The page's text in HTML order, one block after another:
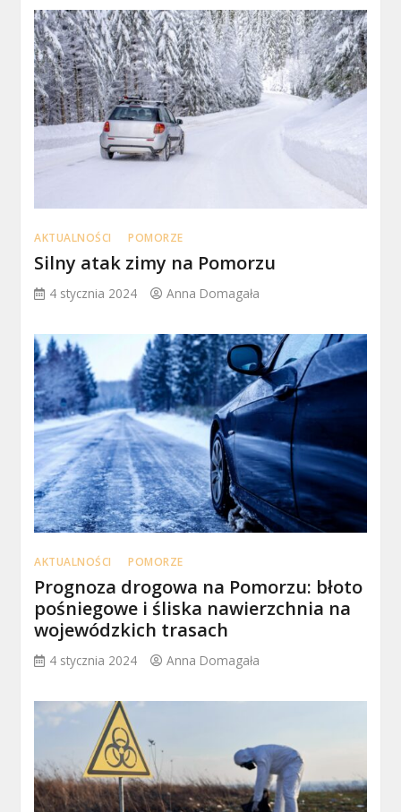
AKTUALNOŚCI POMORZE
Silny atak zimy na Pomorzu
4 stycznia 2024 Anna Domagała
AKTUALNOŚCI POMORZE
Prognoza drogowa na Pomorzu: błoto
pośniegowe i śliska nawierzchnia na
wojewódzkich trasach
4 stycznia 2024 Anna Domagała